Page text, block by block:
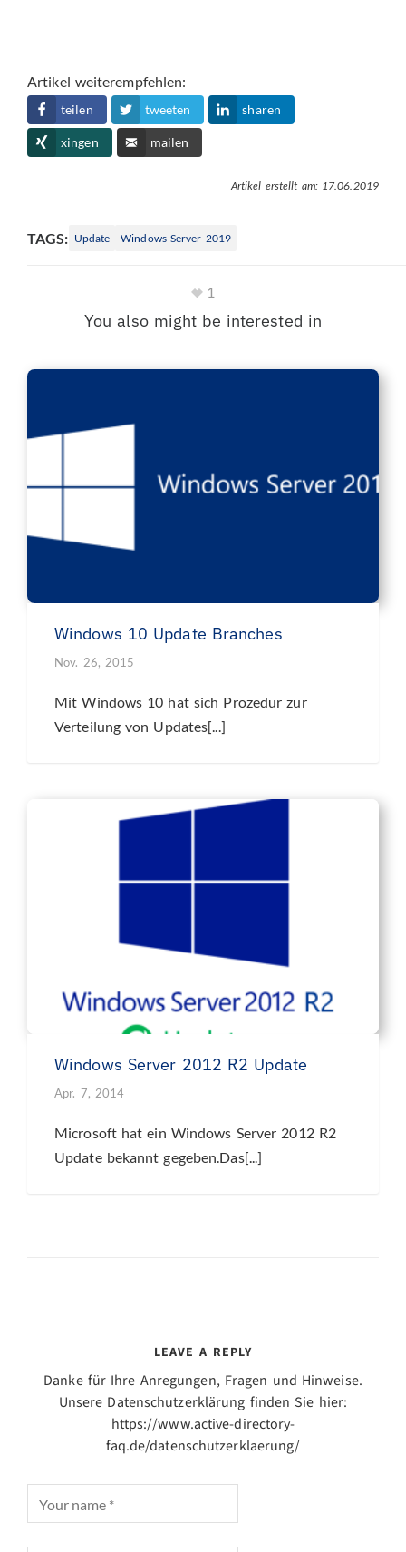
Artikel weiterempfehlen:
teilen tweeten sharen
xingen mailen
Artikel erstellt am: 17.06.2019
TAGS: Update Windows Server 2019
1
You also might be interested in
Windows 10 Update Branches
Nov. 26, 2015
Mit Windows 10 hat sich Prozedur zur
Verteilung von Updates[...]
Windows Server 2012 R2 Update
Apr. 7, 2014
Microsoft hat ein Windows Server 2012 R2
Update bekannt gegeben.Das[...]
LEAVE A REPLY
Danke für Ihre Anregungen, Fragen und Hinweise.
Unsere Datenschutzerklärung finden Sie hier:
https://www.active-directory-
faq.de/datenschutzerklaerung/